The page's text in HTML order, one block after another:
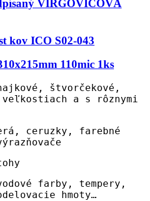
VIRGOVIČOVÁ
kov ICO S02-043
110mic 1ks
štvorčekové,
a s rôznymi
ceruzky, farebné
farby, tempery,
hmoty…